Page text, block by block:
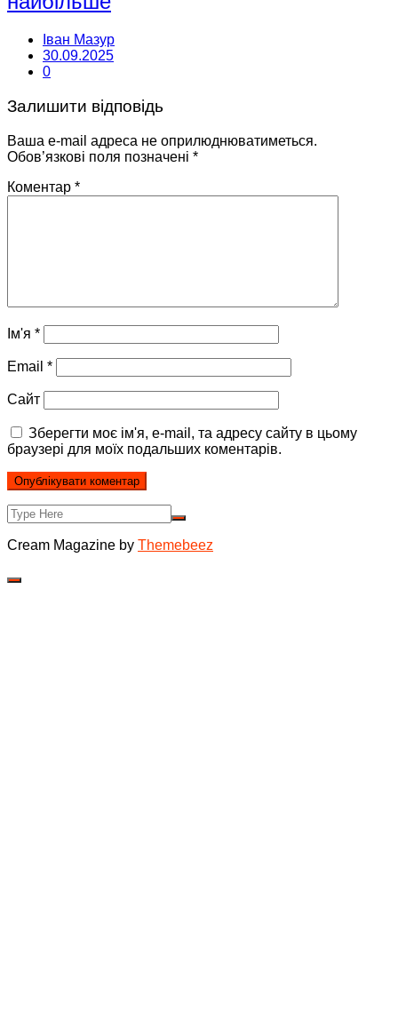
Іван Мазур
30.09.2025
0
Залишити відповідь
Ваша e-mail адреса не оприлюднюватиметься.
Обов’язкові поля позначені *
Коментар *
Ім'я *
Email *
Сайт
Зберегти моє ім'я, e-mail, та адресу сайту в цьому
браузері для моїх подальших коментарів.
Cream Magazine by Themebeez